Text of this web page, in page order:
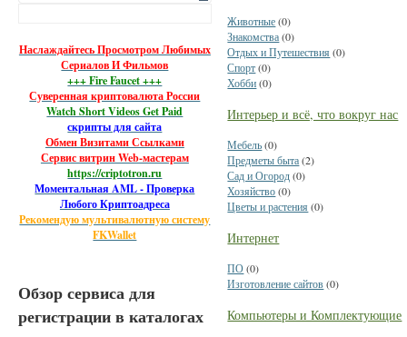
Животные(0)
Знакомства(0)
Отдых и Путешествия (0)
Спорт(0)
Хобби(0)
Интерьер и всё, что вокруг нас
Мебель(0)
Предметы быта(2)
Сад и Огород(0)
Хозяйство(0)
Цветы и растения (0)
Интернет
ПО(0)
Изготовление сайтов(0)
Компьютеры и Комплектующие
Наслаждайтесь Просмотром Любимых
Сериалов И Фильмов
+++ Fire Faucet +++
Суверенная криптовалюта России
Watch Short Videos Get Paid
скрипты для сайта
Обмен Визитами Ссылками
Сервис витрин Web-мастерам
https://criptotron.ru
Моментальная AML - Проверка
Любого Криптоадреса
Рекомендую мультивалютную систему
FKWallet
Обзор сервиса для
регистрации в каталогах